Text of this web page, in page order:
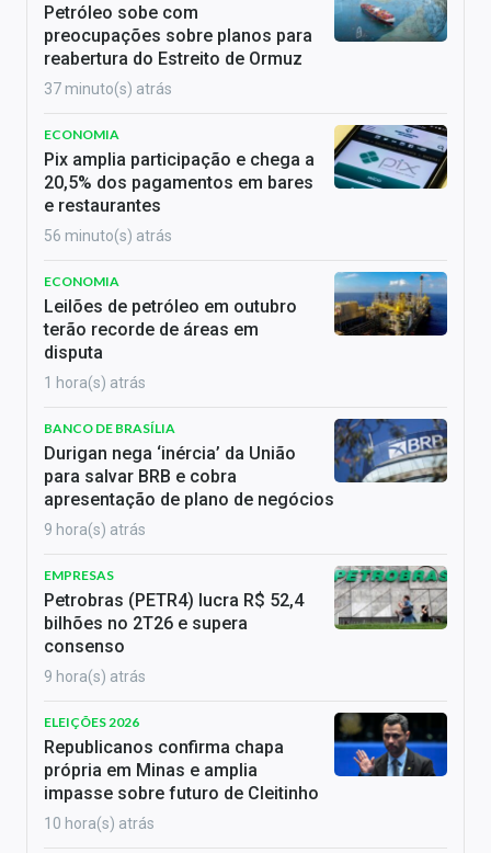
Petróleo sobe com
preocupações sobre planos para
reabertura do Estreito de Ormuz
37 minuto(s) atrás
ECONOMIA
Pix amplia participação e chega a
20,5% dos pagamentos em bares
e restaurantes
56 minuto(s) atrás
ECONOMIA
Leilões de petróleo em outubro
terão recorde de áreas em
disputa
1 hora(s) atrás
BANCO DE BRASÍLIA
Durigan nega ‘inércia’ da União
para salvar BRB e cobra
apresentação de plano de negócios
9 hora(s) atrás
EMPRESAS
Petrobras (PETR4) lucra R$ 52,4
bilhões no 2T26 e supera
consenso
9 hora(s) atrás
ELEIÇÕES 2026
Republicanos confirma chapa
própria em Minas e amplia
impasse sobre futuro de Cleitinho
10 hora(s) atrás